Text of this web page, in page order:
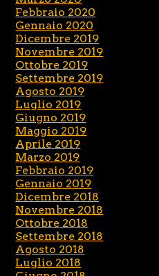
Febbraio 2020
Gennaio 2020
Dicembre 2019
Novembre 2019
Ottobre 2019
Settembre 2019
Agosto 2019
Luglio 2019
Giugno 2019
Maggio 2019
Aprile 2019
Marzo 2019
Febbraio 2019
Gennaio 2019
Dicembre 2018
Novembre 2018
Ottobre 2018
Settembre 2018
Agosto 2018
Luglio 2018